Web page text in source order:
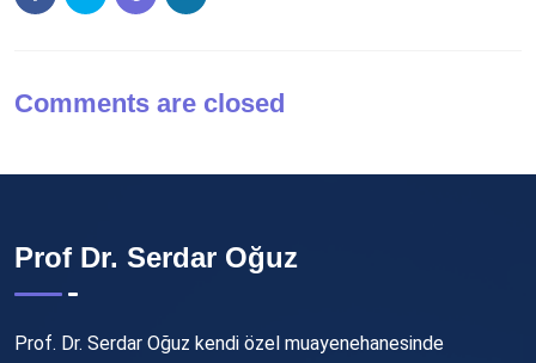
Comments are closed
Prof Dr. Serdar Oğuz
Prof. Dr. Serdar Oğuz kendi özel muayenehanesinde